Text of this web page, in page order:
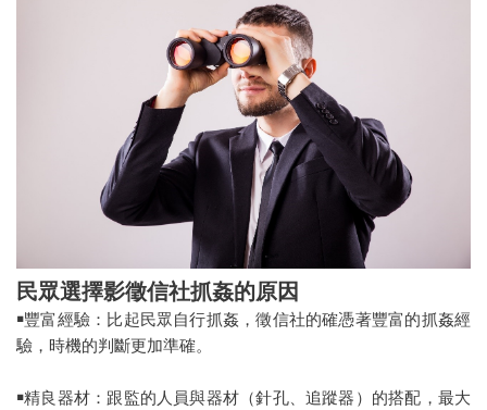
民眾選擇影徵信社抓姦的原因
￭豐富經驗：比起民眾自行抓姦，徵信社的確憑著豐富的抓姦經
驗，時機的判斷更加準確。
￭精良器材：跟監的人員與器材（針孔、追蹤器）的搭配，最大